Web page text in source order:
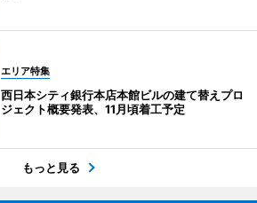
エリア特集
西日本シティ銀行本店本館ビルの建て替えプロ
ジェクト概要発表、11月頃着工予定
もっと見る